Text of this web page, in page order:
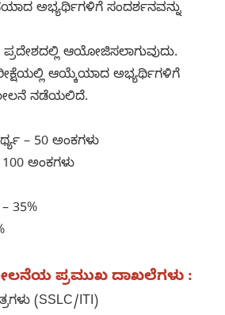
ಅಭ್ಯರ್ಥಿಗಳಿಗೆ ಸಂದರ್ಶನವನ್ನು
ಪ್ರದೇಶದಲ್ಲಿ ಆಯೋಜಿಸಲಾಗುವುದು.
ಆಯ್ಕೆಯಾದ ಅಭ್ಯರ್ಥಿಗಳಿಗೆ
ನಡೆಯಲಿದೆ.
– 50 ಅಂಕಗಳು
100 ಅಂಕಗಳು
35%
ಪ್ರಮುಖ ದಾಖಲೆಗಳು :
(SSLC/ITI)